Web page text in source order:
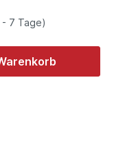
- 7 Tage)